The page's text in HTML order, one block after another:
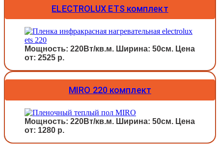
ELECTROLUX ETS комплект
Мощность: 220Вт/кв.м. Ширина: 50см. Цена
от: 2525 р.
MIRO 220 комплект
Мощность: 220Вт/кв.м. Ширина: 50см. Цена
от: 1280 р.